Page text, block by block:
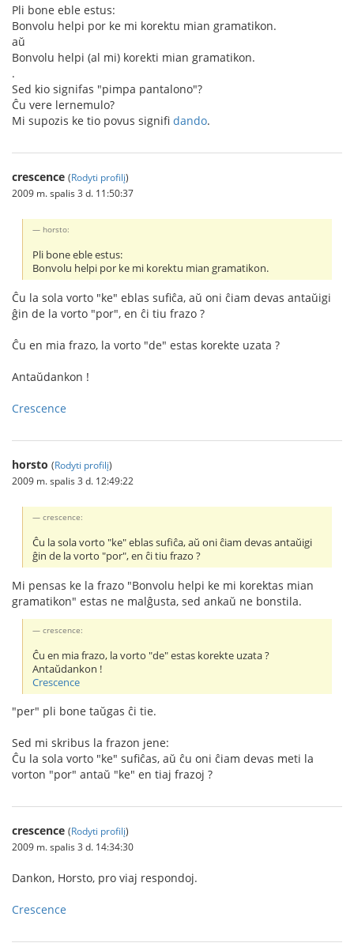
Pli bone eble estus:
Bonvolu helpi por ke mi korektu mian gramatikon.
aŭ
Bonvolu helpi (al mi) korekti mian gramatikon.
.
Sed kio signifas "pimpa pantalono"?
Ĉu vere lernemulo?
Mi supozis ke tio povus signifi dando.
crescence (Rodyti profilį)
2009 m. spalis 3 d. 11:50:37
horsto:
Pli bone eble estus:
Bonvolu helpi por ke mi korektu mian gramatikon.
Ĉu la sola vorto "ke" eblas sufiĉa, aŭ oni ĉiam devas antaŭigi
ĝin de la vorto "por", en ĉi tiu frazo ?
Ĉu en mia frazo, la vorto "de" estas korekte uzata ?
Antaŭdankon !
Crescence
horsto (Rodyti profilį)
2009 m. spalis 3 d. 12:49:22
crescence:
Ĉu la sola vorto "ke" eblas sufiĉa, aŭ oni ĉiam devas antaŭigi
ĝin de la vorto "por", en ĉi tiu frazo ?
Mi pensas ke la frazo "Bonvolu helpi ke mi korektas mian
gramatikon" estas ne malĝusta, sed ankaŭ ne bonstila.
crescence:
Ĉu en mia frazo, la vorto "de" estas korekte uzata ?
Antaŭdankon !
Crescence
"per" pli bone taŭgas ĉi tie.
Sed mi skribus la frazon jene:
Ĉu la sola vorto "ke" sufiĉas, aŭ ĉu oni ĉiam devas meti la
vorton "por" antaŭ "ke" en tiaj frazoj ?
crescence (Rodyti profilį)
2009 m. spalis 3 d. 14:34:30
Dankon, Horsto, pro viaj respondoj.
Crescence